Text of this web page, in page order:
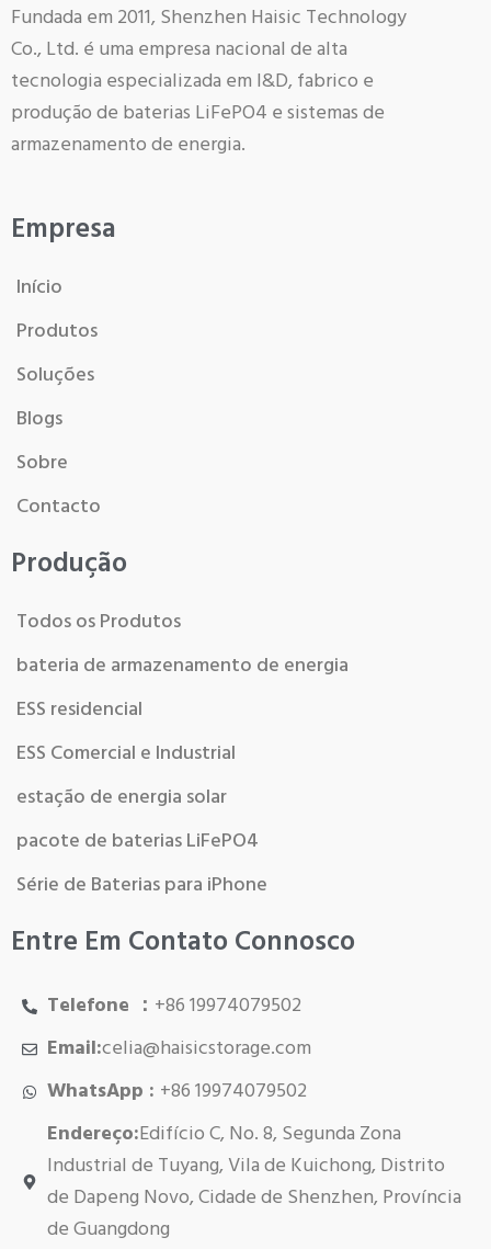
Fundada em 2011, Shenzhen Haisic Technology
Co., Ltd. é uma empresa nacional de alta
tecnologia especializada em I&D, fabrico e
produção de baterias LiFePO4 e sistemas de
armazenamento de energia.
Empresa
Início
Produtos
Soluções
Blogs
Sobre
Contacto
Produção
Todos os Produtos
bateria de armazenamento de energia
ESS residencial
ESS Comercial e Industrial
estação de energia solar
pacote de baterias LiFePO4
Série de Baterias para iPhone
Entre Em Contato Connosco
Telefone ： +86 19974079502
Email:celia@haisicstorage.com
WhatsApp : +86 19974079502
Endereço:Edifício C, No. 8, Segunda Zona
Industrial de Tuyang, Vila de Kuichong, Distrito
de Dapeng Novo, Cidade de Shenzhen, Província
de Guangdong